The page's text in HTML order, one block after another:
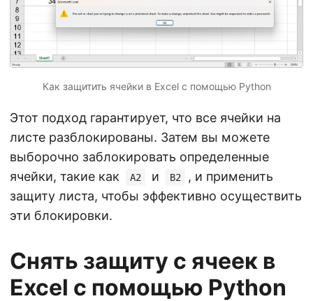
Как защитить ячейки в Excel с помощью Python
Этот подход гарантирует, что все ячейки на
листе разблокированы. Затем вы можете
выборочно заблокировать определенные
ячейки, такие как
A2 и B2
, и применить
защиту листа, чтобы эффективно осуществить
эти блокировки.
Снять защиту с ячеек в
Excel с помощью Python